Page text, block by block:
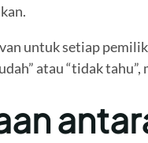
untuk setiap
atau “tidak